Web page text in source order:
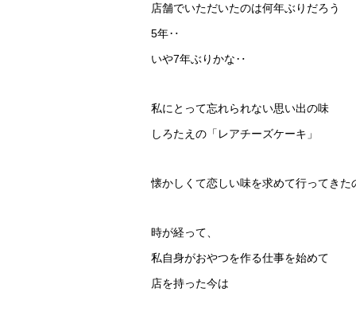
店舗でいただいたのは何年ぶりだろう
5年‥
いや7年ぶりかな‥
私にとって忘れられない思い出の味
しろたえの「レアチーズケーキ」
懐かしくて恋しい味を求めて行ってきた
時が経って、
私自身がおやつを作る仕事を始めて
店を持った今は